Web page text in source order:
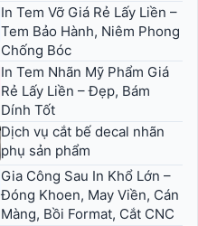
In Tem Vỡ Giá Rẻ Lấy Liền –
Tem Bảo Hành, Niêm Phong
Chống Bóc
In Tem Nhãn Mỹ Phẩm Giá
Rẻ Lấy Liền – Đẹp, Bám
Dính Tốt
Dịch vụ cắt bế decal nhãn
phụ sản phẩm
Gia Công Sau In Khổ Lớn –
Đóng Khoen, May Viền, Cán
Màng, Bồi Format, Cắt CNC